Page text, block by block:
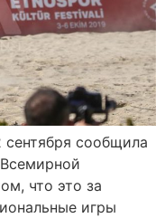
сообщила
что это за
игры